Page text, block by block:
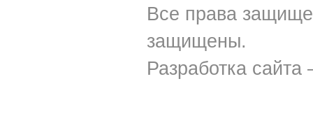
Все права
защищены.
Разработка